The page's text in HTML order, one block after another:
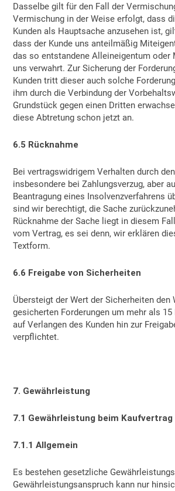
Dasselbe gilt für den Fall der
Vermischung in der Weise erfolgt, dass
Kunden als Hauptsache anzusehen ist,
dass der Kunde uns anteilmäßig
das so entstandene Alleineigentum oder
uns verwahrt. Zur Sicherung der
Kunden tritt dieser auch solche
ihm durch die Verbindung der
Grundstück gegen einen Dritten
diese Abtretung schon jetzt an.
6.5 Rücknahme
Bei vertragswidrigem Verhalten durch
insbesondere bei Zahlungsverzug, aber
Beantragung eines Insolvenzverfahrens
sind wir berechtigt, die Sache
Rücknahme der Sache liegt in diesem
vom Vertrag, es sei denn, wir erklären
Textform.
6.6 Freigabe von Sicherheiten
Übersteigt der Wert der Sicherheiten den
gesicherten Forderungen um mehr als
auf Verlangen des Kunden hin zur
verpflichtet.
7. Gewährleistung
7.1 Gewährleistung beim Kaufvertrag
7.1.1 Allgemein
Es bestehen gesetzliche
Gewährleistungsanspruch kann nur